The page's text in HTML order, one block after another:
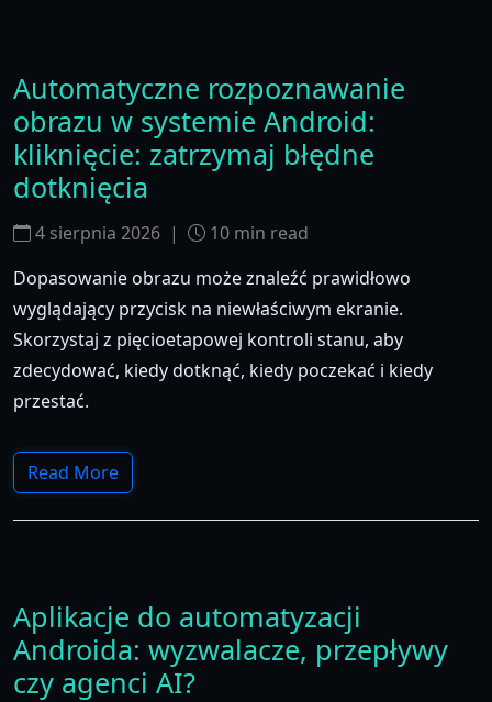
Automatyczne rozpoznawanie
obrazu w systemie Android:
kliknięcie: zatrzymaj błędne
dotknięcia
4 sierpnia 2026 | 10 min read
Dopasowanie obrazu może znaleźć prawidłowo
wyglądający przycisk na niewłaściwym ekranie.
Skorzystaj z pięcioetapowej kontroli stanu, aby
zdecydować, kiedy dotknąć, kiedy poczekać i kiedy
przestać.
Read More
Aplikacje do automatyzacji
Androida: wyzwalacze, przepływy
czy agenci AI?